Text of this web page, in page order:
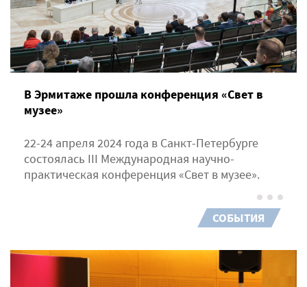
В Эрмитаже прошла конференция «Свет в
музее»
22-24 апреля 2024 года в Санкт-Петербурге
состоялась III Международная научно-
практическая конференция «Свет в музее».
СОБЫТИЯ